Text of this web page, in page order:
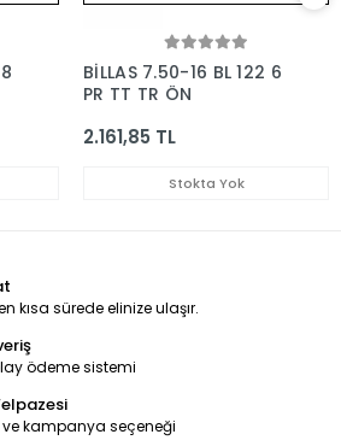
BİLLAS 7.50-16 BL 122 6
PR TT TR ÖN
2.161,85 TL
Stokta Yok
kısa sürede elinize ulaşır.
ödeme sistemi
ve kampanya seçeneği